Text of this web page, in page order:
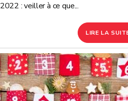
: veiller à ce que...
LIRE LA